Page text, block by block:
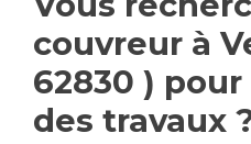
couvreur à
62830 )
des travaux